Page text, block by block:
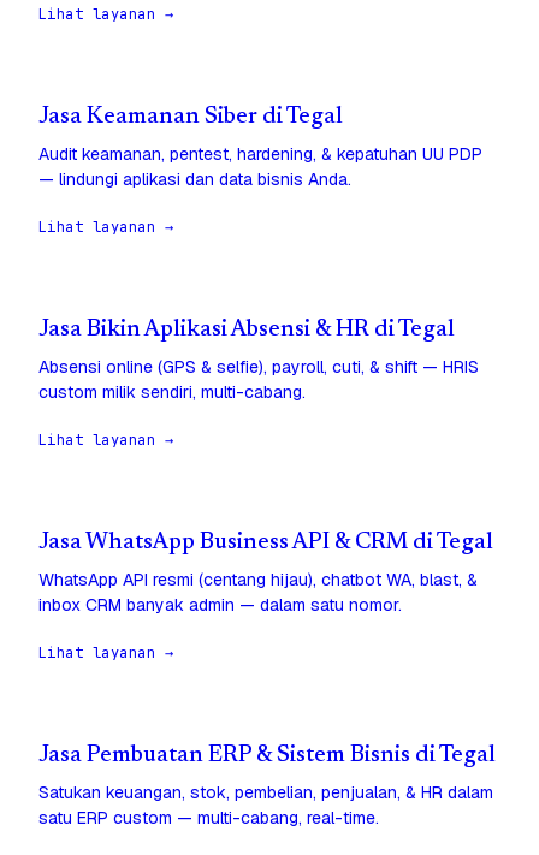
Lihat layanan →
Jasa Keamanan Siber di Tegal
Audit keamanan, pentest, hardening, & kepatuhan UU PDP
— lindungi aplikasi dan data bisnis Anda.
Lihat layanan →
Jasa Bikin Aplikasi Absensi & HR di Tegal
Absensi online (GPS & selfie), payroll, cuti, & shift — HRIS
custom milik sendiri, multi-cabang.
Lihat layanan →
Jasa WhatsApp Business API & CRM di Tegal
WhatsApp API resmi (centang hijau), chatbot WA, blast, &
inbox CRM banyak admin — dalam satu nomor.
Lihat layanan →
Jasa Pembuatan ERP & Sistem Bisnis di Tegal
Satukan keuangan, stok, pembelian, penjualan, & HR dalam
satu ERP custom — multi-cabang, real-time.